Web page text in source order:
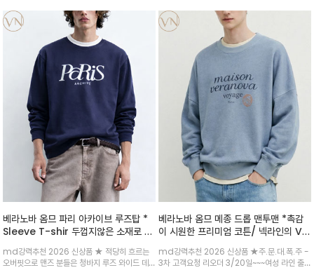
베라노바 옴므 파리 아카이브 루즈탑 *
Sleeve T-shir 두껍지않은 소재로 초
여름에도 반바지에 입어도 너무 좋습니
다
md강력추천 2026 신상품 ★ 적당히 흐르는
오버핏으로 맨즈 분들은 청바지 루즈 와이드 데
베라노바 옴므 메종 드롭 맨투맨 *촉감
이 시원한 프리미엄 코튼/ 넥라인의 V자
스티치와 여유로운 드롭 숄더가 빈티지
한 무드를 연출
md강력추천 2026 신상품 ★주.문.대.폭.주 -
3차 고객요청 리오더 3/20일~~~여성 라인 출